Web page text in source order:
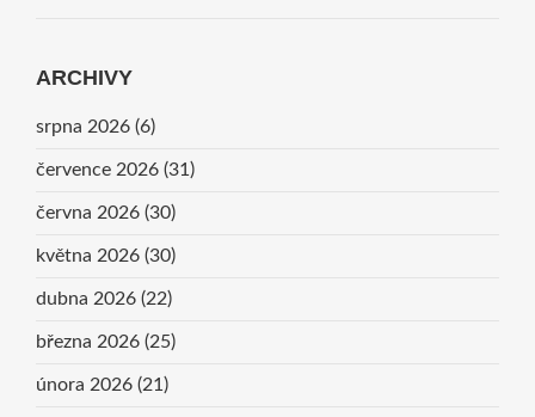
ARCHIVY
srpna 2026 (6)
července 2026 (31)
června 2026 (30)
května 2026 (30)
dubna 2026 (22)
března 2026 (25)
února 2026 (21)